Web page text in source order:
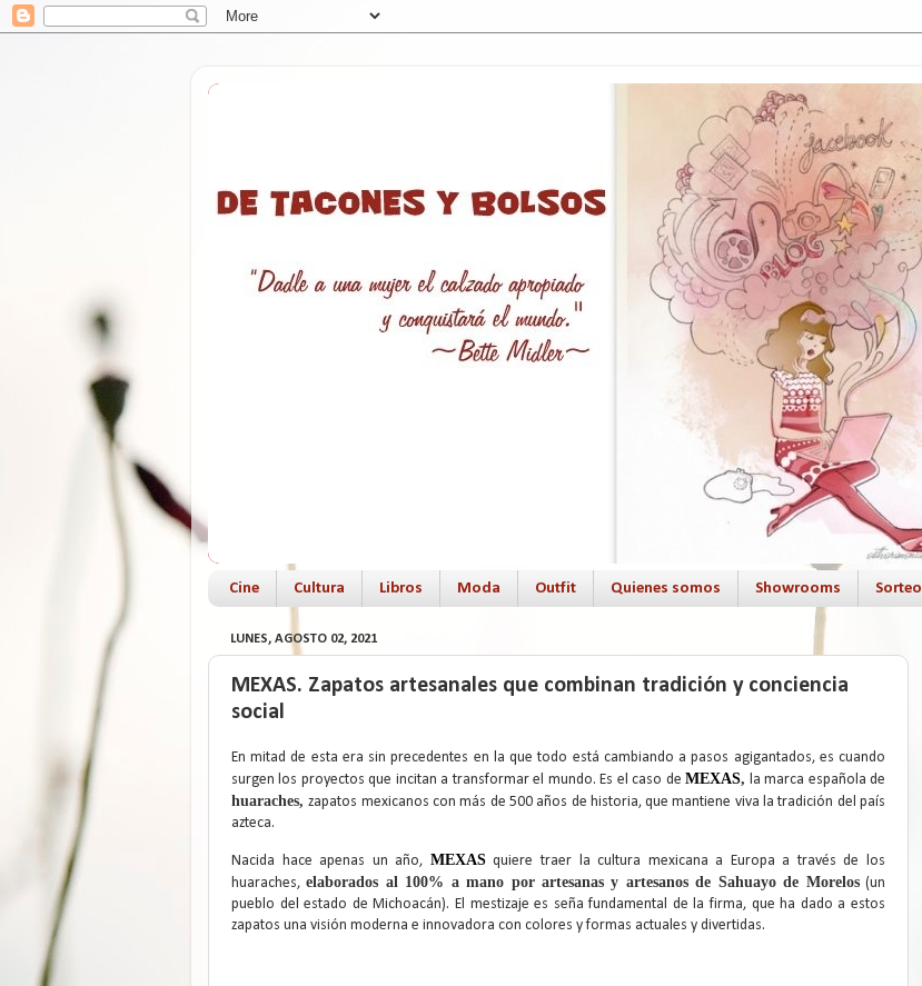
Cine Cultura Libros Moda Outfit Quienes somos Showrooms Sorteo
LUNES, AGOSTO 02, 2021
MEXAS. Zapatos artesanales que combinan tradición y conciencia
social
En mitad de esta era sin precedentes en la que todo está cambiando a pasos agigantados, es cuando
surgen los proyectos que incitan a transformar el mundo. Es el caso deMEXAS, la marca española de
huaraches,zapatos mexicanos con más de 500 años de historia, que mantiene viva la tradición del país
azteca.
Nacida hace apenas un año, MEXASquiere traer la cultura mexicana a Europa a través de los
huaraches,elaborados al 100% a mano por artesanas y artesanos de Sahuayo de Morelos(un
pueblo del estado de Michoacán). El mestizaje es seña fundamental de la firma, que ha dado a estos
zapatos una visión moderna e innovadora con colores y formas actuales y divertidas.